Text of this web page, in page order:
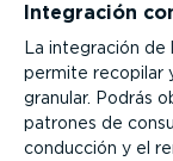
Integración
La integración de
permite recopilar
granular. Podrás
patrones de
conducción y el